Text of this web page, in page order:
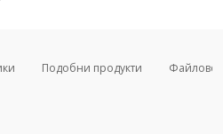
Подобни продукти Файлове